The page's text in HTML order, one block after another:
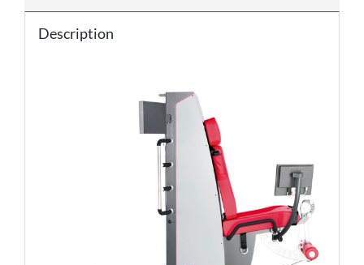
Description